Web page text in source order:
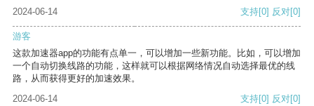
2024-06-14 支持[0] 反对[0]
游客
这款加速器app的功能有点单一，可以增加一些新功能。比如，可以增加
一个自动切换线路的功能，这样就可以根据网络情况自动选择最优的线
路，从而获得更好的加速效果。
2024-06-14
支持[0] 反对[0]